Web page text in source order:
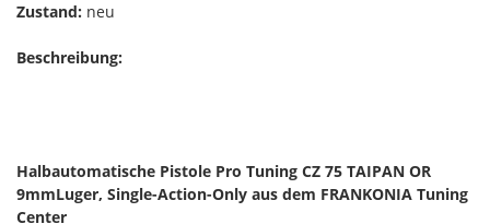
Zustand: neu
Beschreibung:
Halbautomatische Pistole Pro Tuning CZ 75 TAIPAN OR
9mmLuger, Single-Action-Only aus dem FRANKONIA Tuning
Center